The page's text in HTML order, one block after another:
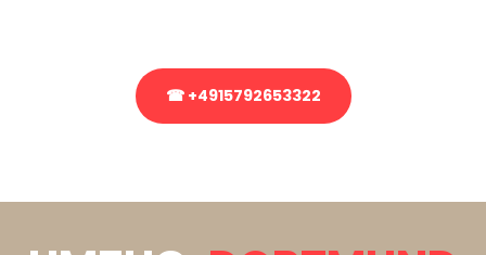
☎ +4915792653322